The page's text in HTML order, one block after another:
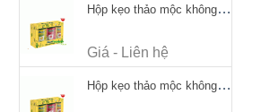
Hộp kẹo thảo mộc không đường Ricola Signature 112.5g
Giá - Liên hệ
Hộp kẹo thảo mộc không đường Ricola Signature 112.5g